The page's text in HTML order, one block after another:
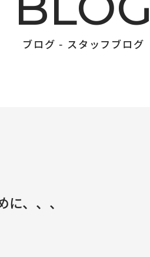
ブログ - スタッフブログ
に、、、